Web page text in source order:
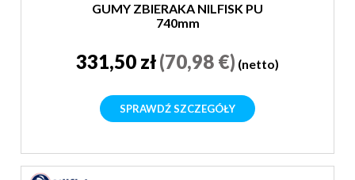
GUMY ZBIERAKA NILFISK PU
740mm
331,50 zł(70,98 €) (netto)
SPRAWDŹ SZCZEGÓŁY